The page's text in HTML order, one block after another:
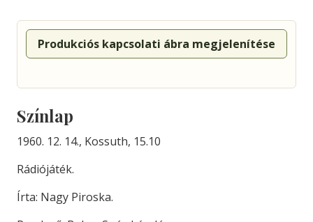
Produkciós kapcsolati ábra megjelenítése
Színlap
1960. 12. 14., Kossuth, 15.10
Rádiójáték.
Írta: Nagy Piroska.